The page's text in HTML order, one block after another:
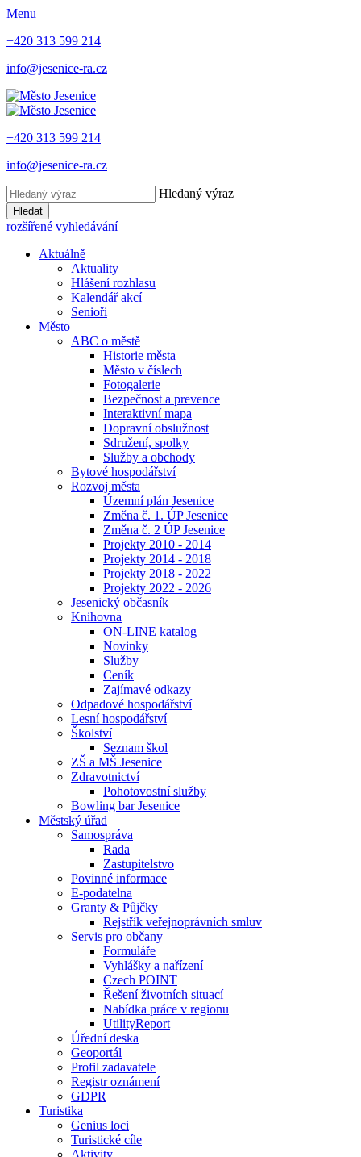
Menu
+420 313 599 214
info@jesenice-ra.cz
+420 313 599 214
info@jesenice-ra.cz
Hledaný výraz
Hledat
rozšířené vyhledávání
Aktuálně
Aktuality
Hlášení rozhlasu
Kalendář akcí
Senioři
Město
ABC o městě
Historie města
Město v číslech
Fotogalerie
Bezpečnost a prevence
Interaktivní mapa
Dopravní obslužnost
Sdružení, spolky
Služby a obchody
Bytové hospodářství
Rozvoj města
Územní plán Jesenice
Změna č. 1. ÚP Jesenice
Změna č. 2 ÚP Jesenice
Projekty 2010 - 2014
Projekty 2014 - 2018
Projekty 2018 - 2022
Projekty 2022 - 2026
Jesenický občasník
Knihovna
ON-LINE katalog
Novinky
Služby
Ceník
Zajímavé odkazy
Odpadové hospodářství
Lesní hospodářství
Školství
Seznam škol
ZŠ a MŠ Jesenice
Zdravotnictví
Pohotovostní služby
Bowling bar Jesenice
Městský úřad
Samospráva
Rada
Zastupitelstvo
Povinné informace
E-podatelna
Granty & Půjčky
Rejstřík veřejnoprávních smluv
Servis pro občany
Formuláře
Vyhlášky a nařízení
Czech POINT
Řešení životních situací
Nabídka práce v regionu
UtilityReport
Úřední deska
Geoportál
Profil zadavatele
Registr oznámení
GDPR
Turistika
Genius loci
Turistické cíle
Aktivity